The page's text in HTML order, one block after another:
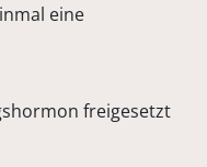
eine
freigesetzt